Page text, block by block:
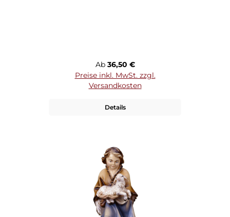
Regulärer Preis:
Ab 36,50 €
Preise inkl. MwSt. zzgl.
Versandkosten
Details